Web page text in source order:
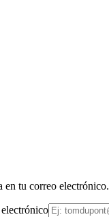
en tu correo electrónico.